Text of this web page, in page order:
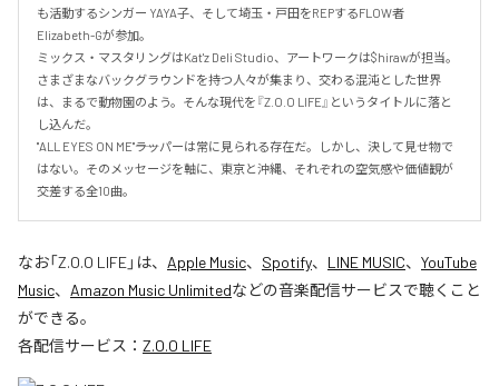
も活動するシンガー YAYA子、そして埼玉・戸田をREPするFLOW者
Elizabeth-Gが参加。
ミックス・マスタリングはKat'z Deli Studio、アートワークは$hirawが担当。
さまざまなバックグラウンドを持つ人々が集まり、交わる混沌とした世界
は、まるで動物園のよう。そんな現代を『Z.O.O LIFE』というタイトルに落と
し込んだ。
"ALL EYES ON ME"――ラッパーは常に見られる存在だ。しかし、決して見せ物で
はない。そのメッセージを軸に、東京と沖縄、それぞれの空気感や価値観が
交差する全10曲。
なお「Z.O.O LIFE」は、 Apple Music、 Spotify、 LINE MUSIC、 YouTube
Music、 Amazon Music Unlimitedなどの音楽配信サービスで聴くこと
ができる。
各配信サービス： Z.O.O LIFE